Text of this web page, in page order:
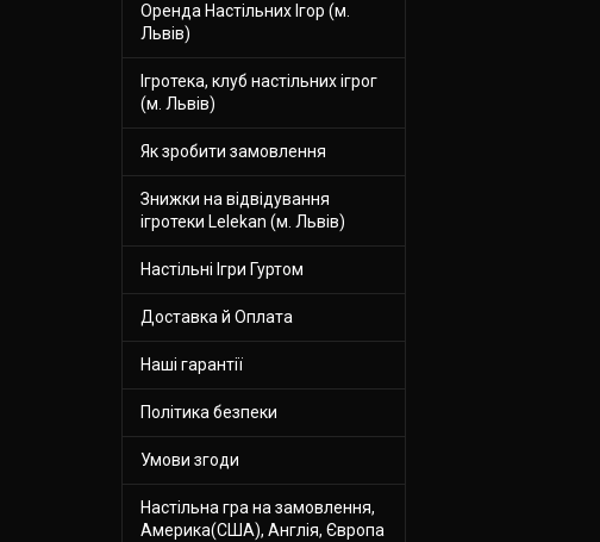
Оренда Настільних Ігор (м.
Львів)
Ігротека, клуб настільних ігрог
(м. Львів)
Як зробити замовлення
Знижки на відвідування
ігротеки Lelekan (м. Львів)
Настільні Ігри Гуртом
Доставка й Оплата
Наші гарантії
Політика безпеки
Умови згоди
Настільна гра на замовлення,
Америка(США), Англія, Європа